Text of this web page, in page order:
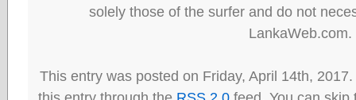
solely those of the surfer and do not
LankaWeb.com.
This entry was posted on Friday, April 14th,